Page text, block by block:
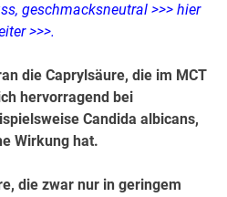
geschmacksneutral >>> hier
>>>.
die Caprylsäure, die im MCT
hervorragend bei
Candida albicans,
Wirkung hat.
die zwar nur in geringem